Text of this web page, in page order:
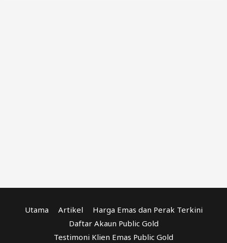
Utama Artikel
Harga Emas dan Perak Terkini
Daftar Akaun Public Gold
Testimoni Klien Emas Public Gold